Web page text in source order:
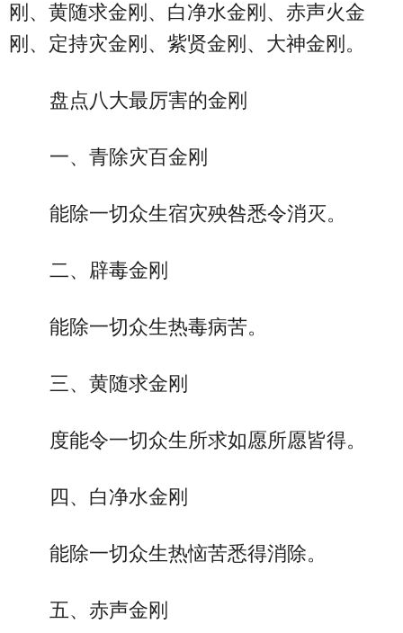
刚、黄随求金刚、白净水金刚、赤声火金
刚、定持灾金刚、紫贤金刚、大神金刚。
盘点八大最厉害的金刚
一、青除灾百金刚
能除一切众生宿灾殃咎悉令消灭。
二、辟毒金刚
能除一切众生热毒病苦。
三、黄随求金刚
度能令一切众生所求如愿所愿皆得。
四、白净水金刚
能除一切众生热恼苦悉得消除。
五、赤声金刚